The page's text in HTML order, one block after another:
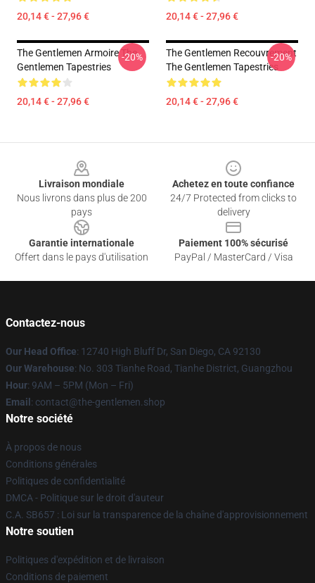
20,14 € - 27,96 € 20,14 € - 27,96 €
The Gentlemen Armoire The
Gentlemen Tapestries
20,14 € - 27,96 €
-20%
The Gentlemen Recouvrement
The Gentlemen Tapestries
20,14 € - 27,96 €
-20%
Livraison mondiale
Nous livrons dans plus de 200
pays
Achetez en toute confiance
24/7 Protected from clicks to
delivery
Garantie internationale
Offert dans le pays d'utilisation
Paiement 100% sécurisé
PayPal / MasterCard / Visa
Contactez-nous
Our Head Office: 12740 High Bluff Dr, San Diego, CA 92130
Our Warehouse: No. 303 Tianhe Road, Tianhe District, Guangzhou
Hour: 9AM – 5PM (Mon – Fri)
Email : contact@the-gentlemen.shop
Notre société
À propos de nous
Conditions générales
Politiques de confidentialité
DMCA - Politique sur le droit d'auteur
C.A. SB657 : Loi sur la transparence de la chaîne d'approvisionnement
Notre soutien
Politiques d'expédition et de livraison
Conditions de paiement